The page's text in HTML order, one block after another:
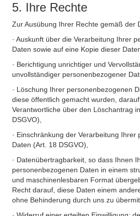
5. Ihre Rechte
Zur Ausübung Ihrer Rechte gemäß der
· Auskunft über die Verarbeitung Ihrer
Daten sowie auf eine Kopie dieser
· Berichtigung unrichtiger und
unvollständiger personenbezogener
· Löschung Ihrer personenbezogenen
diese öffentlich gemacht wurden,
Verantwortliche über den Löschantrag
DSGVO),
· Einschränkung der Verarbeitung Ihrer
Daten (Art. 18 DSGVO),
· Datenübertragbarkeit, so dass Ihnen
personenbezogenen Daten in einem
und maschinenlesbaren Format
Recht darauf, diese Daten einem
ohne Behinderung durch uns zu